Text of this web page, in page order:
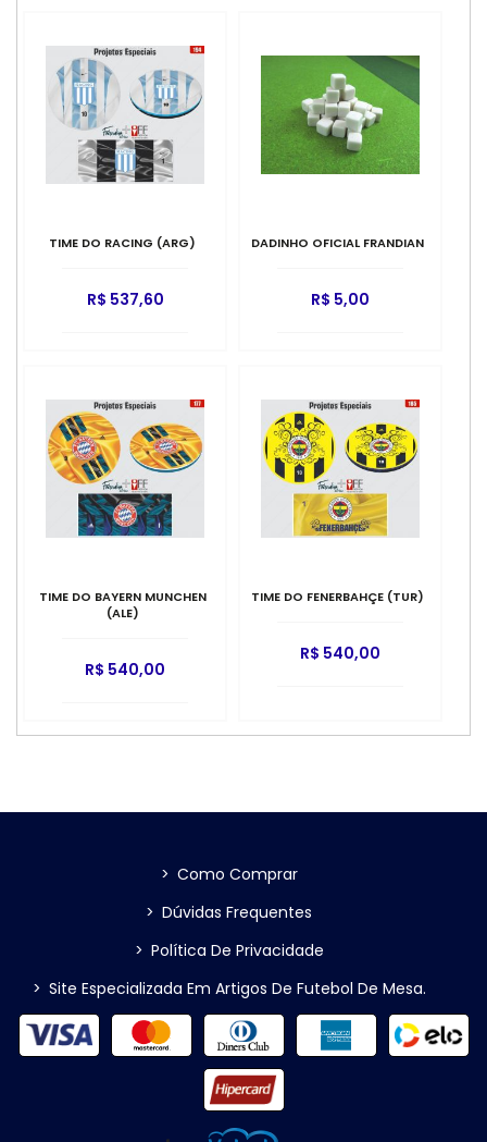
TIME DO RACING (ARG)
R$ 537,60
DADINHO OFICIAL FRANDIAN
R$ 5,00
TIME DO BAYERN MUNCHEN
(ALE)
R$ 540,00
TIME DO FENERBAHÇE (TUR)
R$ 540,00
> Como Comprar
> Dúvidas Frequentes
> Política De Privacidade
> Site Especializada Em Artigos De Futebol De Mesa.